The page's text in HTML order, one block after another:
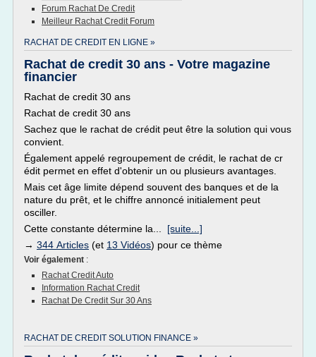
Forum Rachat De Credit
Meilleur Rachat Credit Forum
RACHAT DE CREDIT EN LIGNE »
Rachat de credit 30 ans - Votre magazine
financier
Rachat de credit 30 ans
Rachat de credit 30 ans
Sachez que le rachat de crédit peut être la solution qui vous
convient.
Également appelé regroupement de crédit, le rachat de cr
édit permet en effet d'obtenir un ou plusieurs avantages.
Mais cet âge limite dépend souvent des banques et de la
nature du prêt, et le chiffre annoncé initialement peut
osciller.
Cette constante détermine la... [suite...]
→ 344 Articles (et 13 Vidéos) pour ce thème
Voir également :
Rachat Credit Auto
Information Rachat Credit
Rachat De Credit Sur 30 Ans
RACHAT DE CREDIT SOLUTION FINANCE »